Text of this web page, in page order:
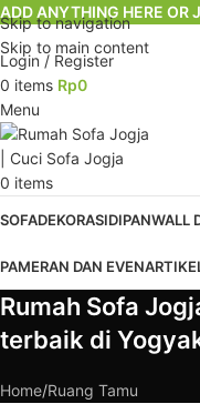
Skip to navigation
Skip to main content
ADD ANYTHING HERE OR
Login / Register
0 items Rp0
Menu
0 items
SOFADEKORASIDIPANWALL
PAMERAN DAN EVEN
Rumah Sofa
terbaik di
Home Ruang Tamu